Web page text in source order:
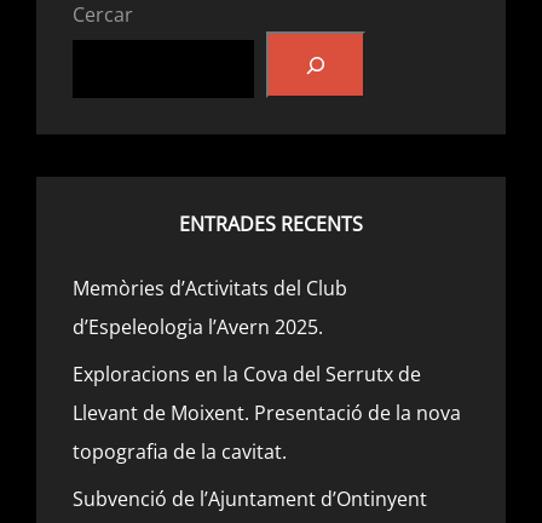
Cercar
ENTRADES RECENTS
Memòries d’Activitats del Club
d’Espeleologia l’Avern 2025.
Exploracions en la Cova del Serrutx de
Llevant de Moixent. Presentació de la nova
topografia de la cavitat.
Subvenció de l’Ajuntament d’Ontinyent